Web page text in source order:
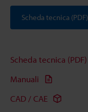
Scheda tecnica (PDF)
Scheda tecnica (PDF)
Manuali
CAD / CAE